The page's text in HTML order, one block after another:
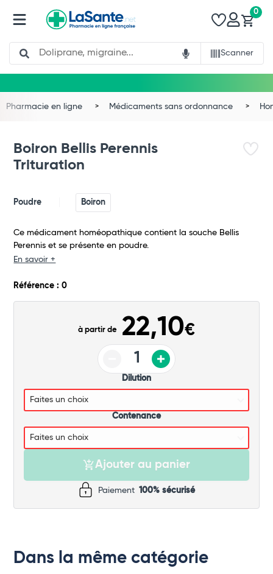
Search
Scanner
0
Total
Pharmacie en ligne Médicaments sans ordonnance
Boiron Bellis Perennis
Trituration
Poudre Boiron
Ce médicament homéopathique contient la souche Bellis
Perennis et se présente en poudre.
En savoir +
Référence : 0
à partir de 22,10€
Dilution
Contenance
Ajouter au panier
Paiement 100% sécurisé
Dans la même catégorie